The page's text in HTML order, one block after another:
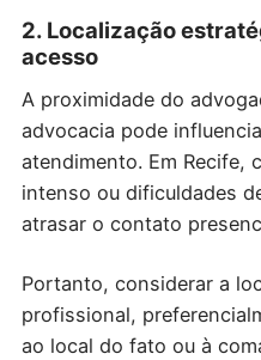
2. Localização
acesso
A proximidade do
advocacia pode
atendimento. Em Recife,
intenso ou dificuldades
atrasar o contato
Portanto, considerar a
profissional,
ao local do fato ou à